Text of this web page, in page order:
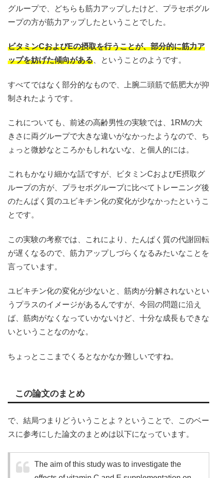
グループで、どちらも筋力アップしたけど、プラセボグル
ープの方が筋力アップしたということでした。
ビタミンCおよびEの摂取を行うことが、部分的に筋力ア
ップを妨げた傾向がある 、ということのようです。
すべてではなく部分的なもので、上腕二頭筋で筋肥大が抑
制されたようです。
これについても、前述の高齢男性の実験では、1RMの大
きさに両グループで大きな違いがなかったようなので、ち
ょっと微妙なところかもしれないな、と個人的には。
これもかなり細かな話ですが、ビタミンCおよびE摂取グ
ループの方が、プラセボグループに比べてトレーニング後
のたんぱく質のユビキチン化の変化が少なかったというこ
とです。
この実験の考察では、これにより、たんぱく質の代謝回転
が遅くなるので、筋力アップしづらくなるみたいなことを
言っています。
ユビキチン化の変化が少ないと、筋肉が分解されないとい
うプラスのイメージがあるんですが、今回の問題に沿え
ば、筋肉がなくなっていかないけど、十分な成長もできな
いということなのかな。
ちょっとここまでくるとなかなか難しいですね。
この論文のまとめ
で、結局つまりどういうことよ？ということで、このベー
スに参考にした論文のまとめは以下になっています。
The aim of this study was to investigate the